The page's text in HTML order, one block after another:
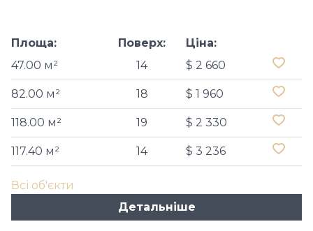
Площа:
47.00 м²
Поверх:
14
Ціна:
$ 2 660
82.00 м² 18 $ 1 960
118.00 м² 19 $ 2 330
117.40 м² 14 $ 3 236
Всі об'єкти
Детальніше